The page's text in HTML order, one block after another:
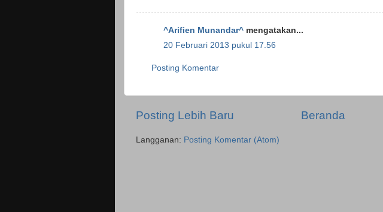
^Arifien Munandar^ mengatakan...
20 Februari 2013 pukul 17.56
Posting Komentar
Posting Lebih Baru Beranda
Langganan: Posting Komentar (Atom)